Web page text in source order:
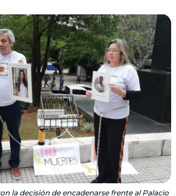
la decisión de encadenarse frente al Palacio